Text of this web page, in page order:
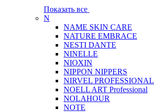
Показать все
N
NAME SKIN CARE
NATURE EMBRACE
NESTI DANTE
NINELLE
NIOXIN
NIPPON NIPPERS
NIRVEL PROFESSIONAL
NOELL ART Professional
NOLAHOUR
NOTE